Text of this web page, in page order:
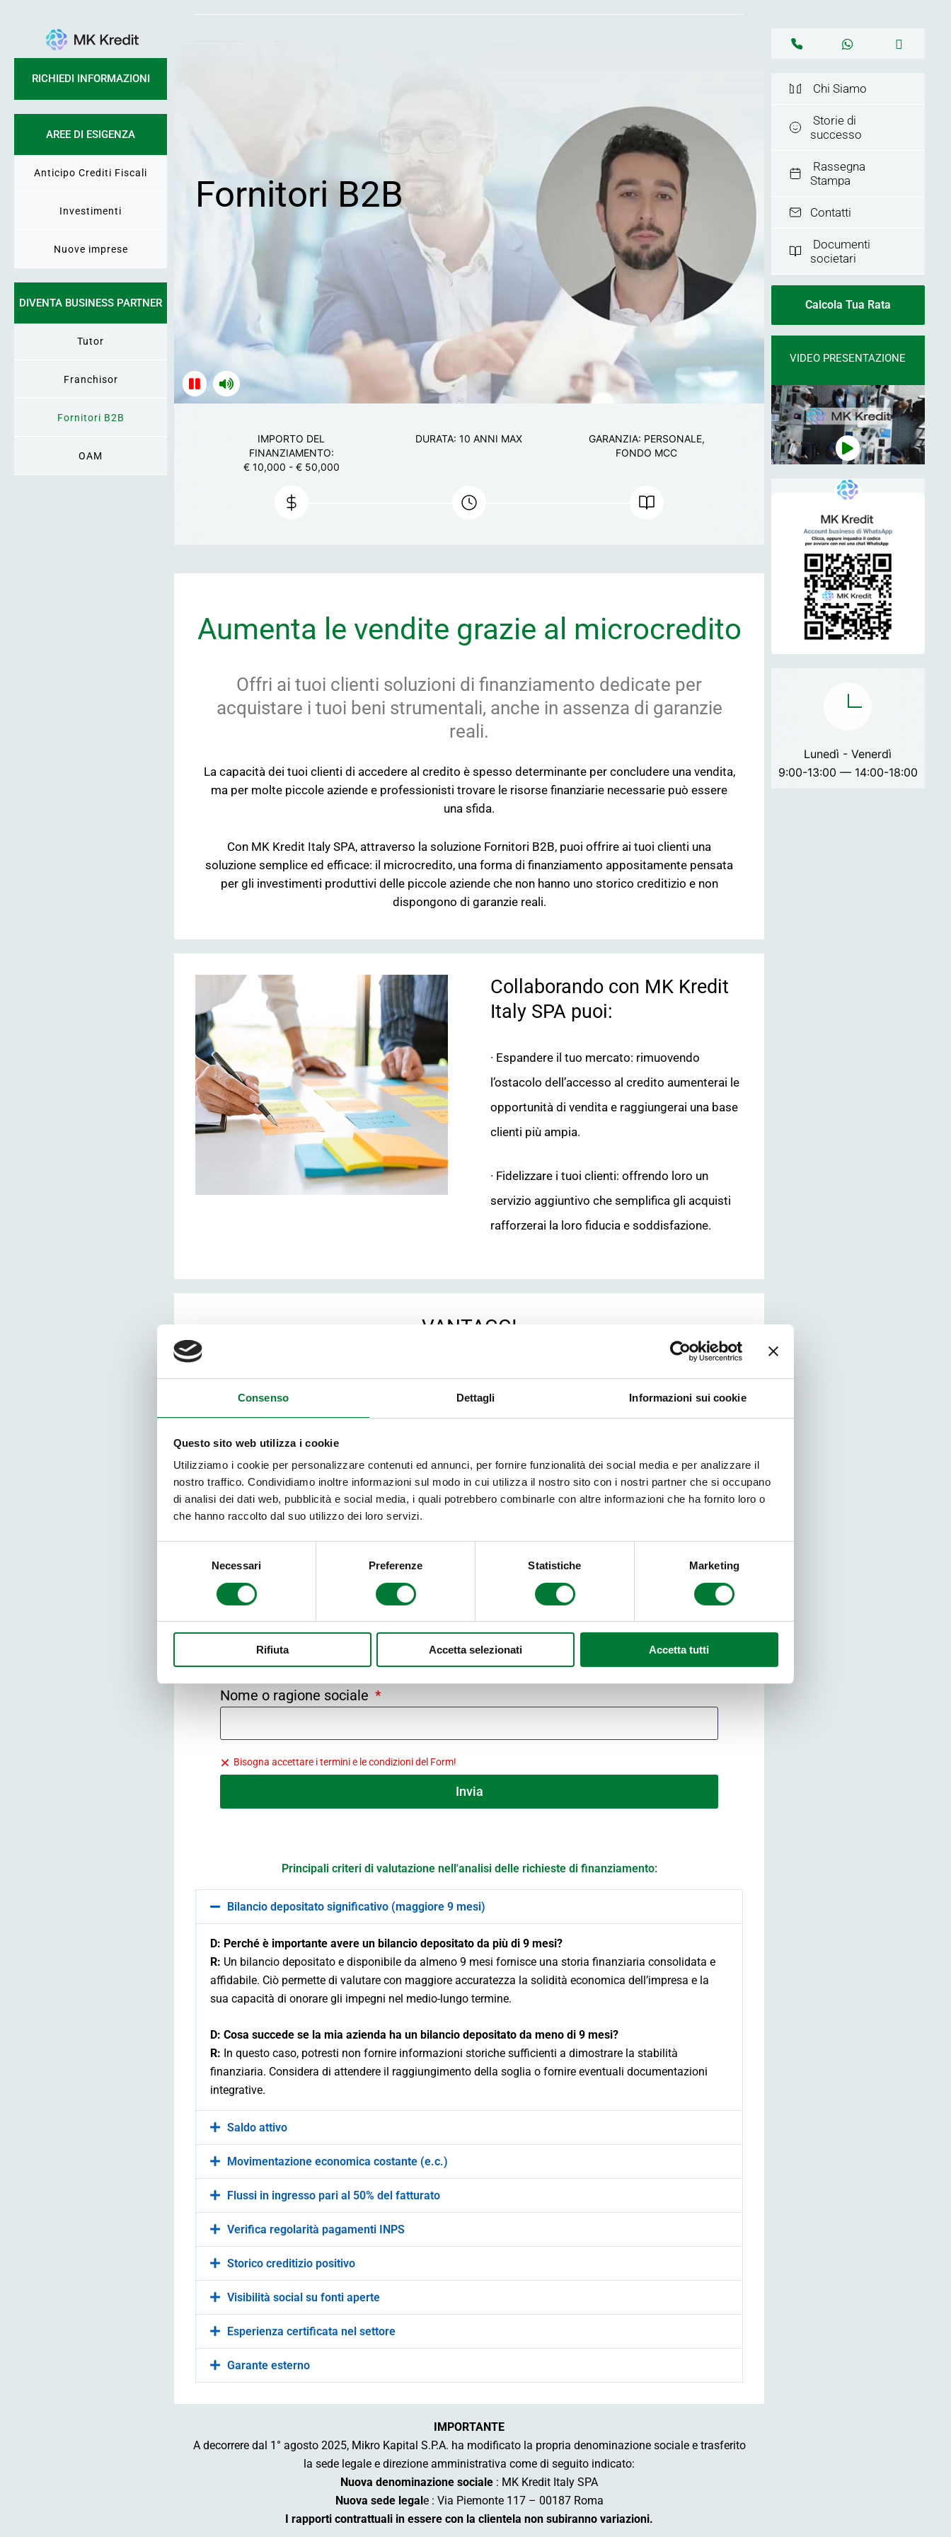
Consenso Dettagli Informazioni sui cookie
Questo sito web utilizza i cookie
Utilizziamo i cookie per personalizzare contenuti ed annunci, per fornire funzionalità dei social media e per analizzare il
nostro traffico. Condividiamo inoltre informazioni sul modo in cui utilizza il nostro sito con i nostri partner che si occupano
di analisi dei dati web, pubblicità e social media, i quali potrebbero combinarle con altre informazioni che ha fornito loro o
che hanno raccolto dal suo utilizzo dei loro servizi.
Necessari Preferenze Statistiche Marketing
Rifiuta Accetta selezionati Accetta tutti
contenuto
RICHIEDI INFORMAZIONI
AREE DI ESIGENZA
Anticipo Crediti Fiscali
Investimenti
Nuove imprese
DIVENTA BUSINESS PARTNER
Tutor
Franchisor
Fornitori B2B
OAM
Fornitori B2B
IMPORTO DEL
FINANZIAMENTO:
€ 10,000 - € 50,000
DURATA: 10 ANNI MAX
GARANZIA: PERSONALE,
FONDO MCC
Aumenta le vendite grazie al microcredito
Offri ai tuoi clienti soluzioni di finanziamento dedicate per
acquistare i tuoi beni strumentali, anche in assenza di garanzie
reali.
La capacità dei tuoi clienti di accedere al credito è spesso determinante per concludere una vendita,
ma per molte piccole aziende e professionisti trovare le risorse finanziarie necessarie può essere
una sfida.
Con MK Kredit Italy SPA, attraverso la soluzione Fornitori B2B, puoi offrire ai tuoi clienti una
soluzione semplice ed efficace: il microcredito, una forma di finanziamento appositamente pensata
per gli investimenti produttivi delle piccole aziende che non hanno uno storico creditizio e non
dispongono di garanzie reali.
Collaborando con MK Kredit
Italy SPA puoi:
· Espandere il tuo mercato: rimuovendo
l’ostacolo dell’accesso al credito aumenterai le
opportunità di vendita e raggiungerai una base
clienti più ampia.
· Fidelizzare i tuoi clienti: offrendo loro un
servizio aggiuntivo che semplifica gli acquisti
rafforzerai la loro fiducia e soddisfazione.
VANTAGGI
vendite
clienti
servizi offerti
Richiesta informazioni
Nome o ragione sociale
Bisogna accettare i termini e le condizioni del Form!
Invia
Principali criteri di valutazione nell'analisi delle richieste di finanziamento:
Bilancio depositato significativo (maggiore 9 mesi)
D: Perché è importante avere un bilancio depositato da più di 9 mesi?
R: Un bilancio depositato e disponibile da almeno 9 mesi fornisce una storia finanziaria consolidata e
affidabile. Ciò permette di valutare con maggiore accuratezza la solidità economica dell’impresa e la
sua capacità di onorare gli impegni nel medio-lungo termine.
D: Cosa succede se la mia azienda ha un bilancio depositato da meno di 9 mesi?
R: In questo caso, potresti non fornire informazioni storiche sufficienti a dimostrare la stabilità
finanziaria. Considera di attendere il raggiungimento della soglia o fornire eventuali documentazioni
integrative.
Saldo attivo
Movimentazione economica costante (e.c.)
Flussi in ingresso pari al 50% del fatturato
Verifica regolarità pagamenti INPS
Storico creditizio positivo
Visibilità social su fonti aperte
Esperienza certificata nel settore
Garante esterno
IMPORTANTE
A decorrere dal 1° agosto 2025, Mikro Kapital S.P.A. ha modificato la propria denominazione sociale e trasferito
la sede legale e direzione amministrativa come di seguito indicato:
Nuova denominazione sociale : MK Kredit Italy SPA
Nuova sede legal e : Via Piemonte 117 – 00187 Roma
I rapporti contrattuali in essere con la clientela non subiranno variazioni.
Chi Siamo
Storie di
successo
Rassegna
Stampa
Contatti
Documenti
societari
Calcola Tua Rata
VIDEO PRESENTAZIONE
Lunedì - Venerdì
9:00-13:00 — 14:00-18:00